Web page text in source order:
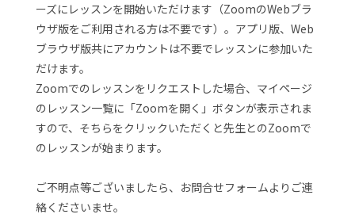
ーズにレッスンを開始いただけます（ZoomのWebブラ
ウザ版をご利用される方は不要です）。アプリ版、Web
ブラウザ版共にアカウントは不要でレッスンに参加いた
だけます。
Zoomでのレッスンをリクエストした場合、マイページ
のレッスン一覧に「Zoomを開く」ボタンが表示されま
すので、そちらをクリックいただくと先生とのZoomで
のレッスンが始まります。
ご不明点等ございましたら、お問合せフォームよりご連
絡くださいませ。